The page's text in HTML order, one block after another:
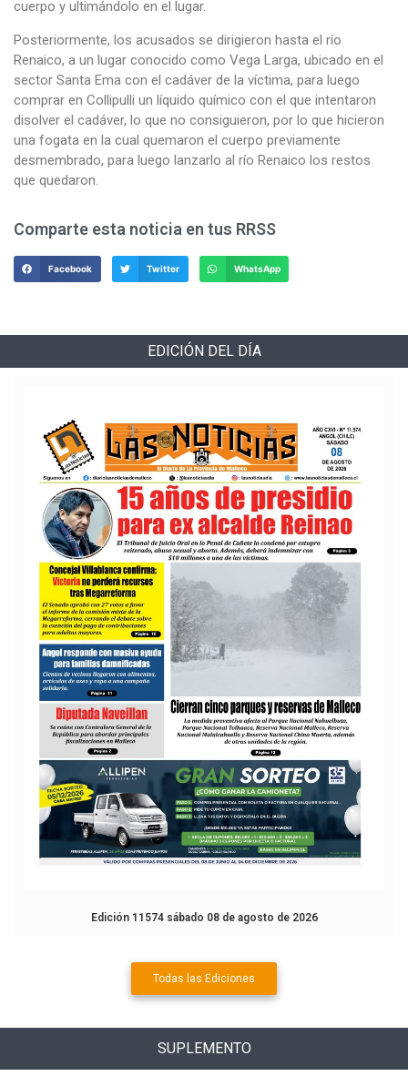
cuerpo y ultimándolo en el lugar.
Posteriormente, los acusados se dirigieron hasta el río
Renaico, a un lugar conocido como Vega Larga, ubicado en el
sector Santa Ema con el cadáver de la víctima, para luego
comprar en Collipulli un líquido químico con el que intentaron
disolver el cadáver, lo que no consiguieron, por lo que hicieron
una fogata en la cual quemaron el cuerpo previamente
desmembrado, para luego lanzarlo al río Renaico los restos
que quedaron.
Comparte esta noticia en tus RRSS
Facebook Twitter WhatsApp
EDICIÓN DEL DÍA
Edición 11574 sábado 08 de agosto de 2026
Todas las Ediciones
SUPLEMENTO